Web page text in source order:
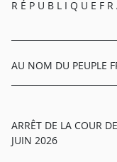
R É P U B L I Q U E F
AU NOM DU PEUPLE
ARRÊT DE LA COUR
JUIN 2026